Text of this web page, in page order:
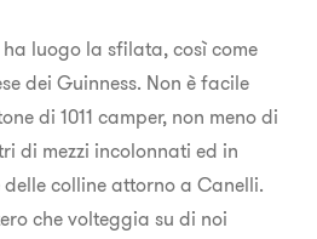
luogo la sfilata, così come
dei Guinness. Non è facile
di 1011 camper, non meno di
di mezzi incolonnati ed in
colline attorno a Canelli.
che volteggia su di noi